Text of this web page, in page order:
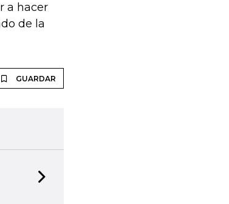
a hacer
de la
GUARDAR